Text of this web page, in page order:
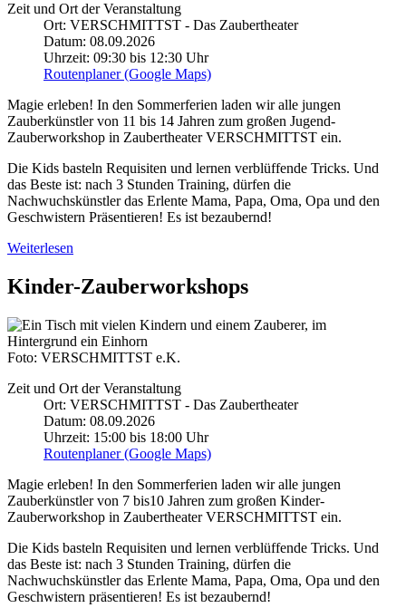
Zeit und Ort der Veranstaltung
Ort: VERSCHMITTST - Das Zaubertheater
Datum: 08.09.2026
Uhrzeit: 09:30 bis 12:30 Uhr
Routenplaner (Google Maps)
Magie erleben! In den Sommerferien laden wir alle jungen
Zauberkünstler von 11 bis 14 Jahren zum großen Jugend-
Zauberworkshop in Zaubertheater VERSCHMITTST ein.
Die Kids basteln Requisiten und lernen verblüffende Tricks. Und
das Beste ist: nach 3 Stunden Training, dürfen die
Nachwuchskünstler das Erlente Mama, Papa, Oma, Opa und den
Geschwistern Präsentieren! Es ist bezaubernd!
Weiterlesen
Kinder-Zauberworkshops
Foto: VERSCHMITTST e.K.
Zeit und Ort der Veranstaltung
Ort: VERSCHMITTST - Das Zaubertheater
Datum: 08.09.2026
Uhrzeit: 15:00 bis 18:00 Uhr
Routenplaner (Google Maps)
Magie erleben! In den Sommerferien laden wir alle jungen
Zauberkünstler von 7 bis10 Jahren zum großen Kinder-
Zauberworkshop in Zaubertheater VERSCHMITTST ein.
Die Kids basteln Requisiten und lernen verblüffende Tricks. Und
das Beste ist: nach 3 Stunden Training, dürfen die
Nachwuchskünstler das Erlente Mama, Papa, Oma, Opa und den
Geschwistern präsentieren! Es ist bezaubernd!